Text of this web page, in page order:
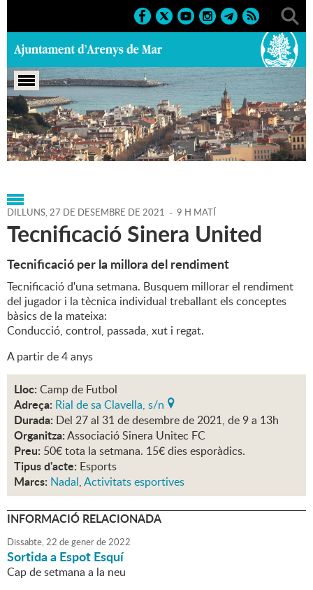
Portada > Agenda > 27-12-
2021 > Marcs > Esportius > 2021 > Activitats esportives
DILLUNS,27 DE DESEMBRE DE 2021 - 9 H MATÍ
Tecnificació Sinera United
Tecnificació per la millora del rendiment
Tecnificació d'una setmana. Busquem millorar el rendiment
del jugador i la tècnica individual treballant els conceptes
bàsics de la mateixa:
Conducció, control, passada, xut i regat.
A partir de 4 anys
Lloc: Camp de Futbol
Adreça: Rial de sa Clavella, s/n
Durada: Del 27 al 31 de desembre de 2021, de 9 a 13h
Organitza:Associació Sinera Unitec FC
Preu: 50€ tota la setmana. 15€ dies esporàdics.
Tipus d'acte: Esports
Marcs: Nadal,Activitats esportives
INFORMACIÓ RELACIONADA
Dissabte,22 degenerde2022
Sortida a Espot Esquí
Cap de setmana a la neu